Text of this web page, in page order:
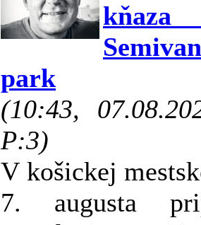
park
(10:43,
P:3)
V košickej
7. augusta